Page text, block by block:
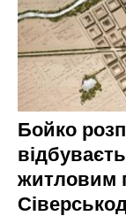
Бойко
житловим